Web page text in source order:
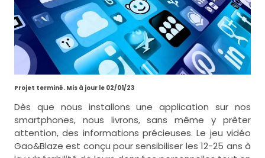
Projet terminé. Mis à jour le 02/01/23
Dès que nous installons une application sur nos
smartphones, nous livrons, sans même y prêter
attention, des informations précieuses. Le jeu vidéo
Gao&Blaze est conçu pour sensibiliser les 12-25 ans à